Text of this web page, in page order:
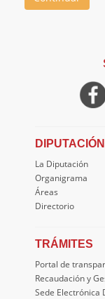
La Diputación
Organigrama
Áreas
Directorio
TRÁMITES
Portal de
Recaudación y
Sede Electrónica